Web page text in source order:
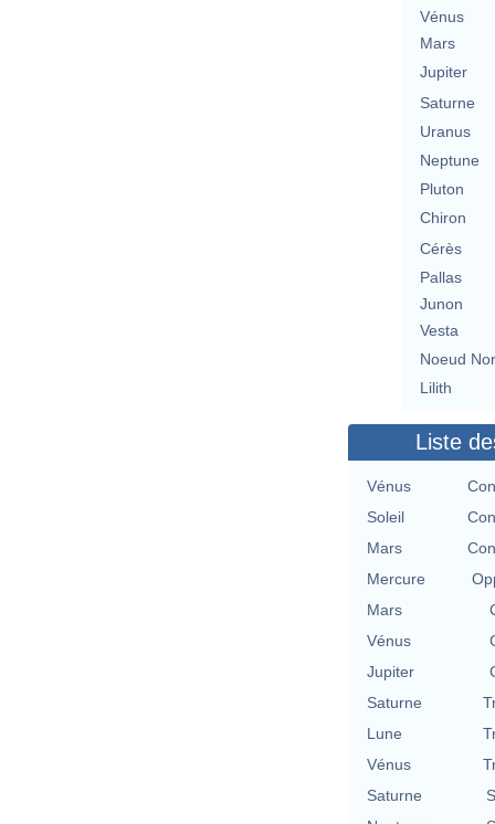
Vénus
Mars
Jupiter
Saturne
Uranus
Neptune
Pluton
Chiron
Cérès
Pallas
Junon
Vesta
Noeud
Lilith
Liste
Vénus
Soleil
Mars
Mercure
Mars
Vénus
Jupiter
Saturne
Lune
Vénus
Saturne